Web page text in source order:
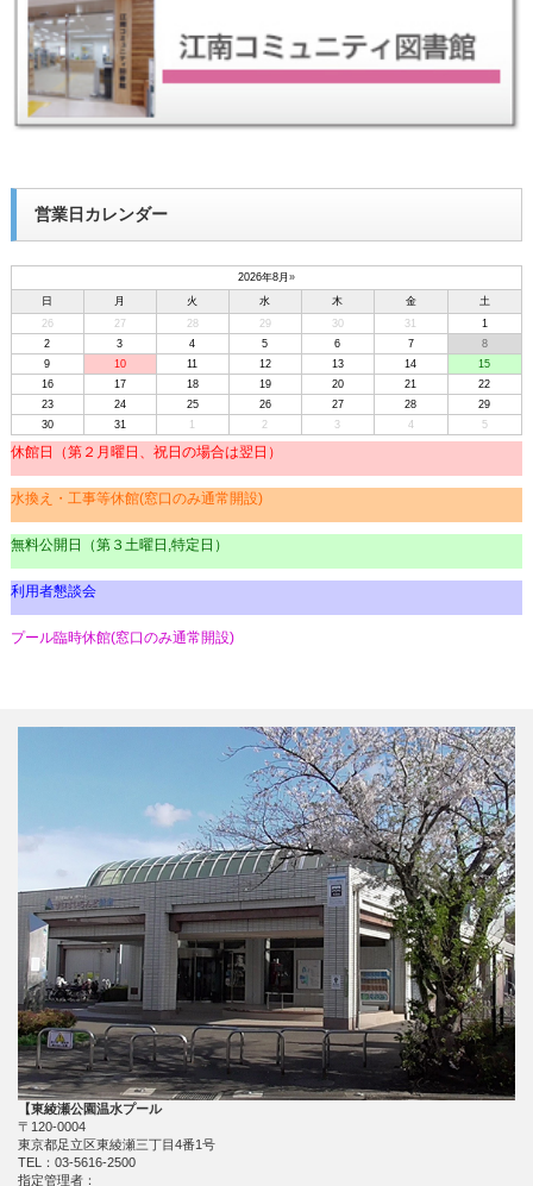
営業日カレンダー
2026年8月 »
日
月 火 水 木 金
土
26
27 28 29 30 31
1
2
3 4 5 6 7
8
9
10 11 12 13 14
15
16
17 18 19 20 21
22
23
24 25 26 27 28
29
30
31 1 2 3 4 5
休館日（第２月曜日、祝日の場合は翌日）
水換え・工事等休館(窓口のみ通常開設)
無料公開日（第３土曜日,特定日）
利用者懇談会
プール臨時休館(窓口のみ通常開設)
【東綾瀬公園温水プール
〒120-0004
東京都足立区東綾瀬三丁目4番1号
TEL：03-5616-2500
指定管理者：